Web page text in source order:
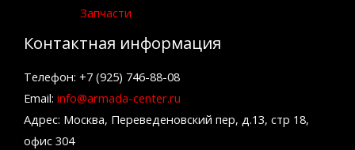
Запчасти
Контактная информация
Телефон: +7 (925) 746-88-08
Email: info@armada-center.ru
Адрес: Москва, Переведеновский пер, д.13, стр 18,
офис 304